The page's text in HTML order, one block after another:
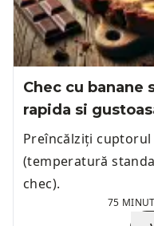
Chec cu banane
rapida si
Preîncălziți cuptorul
(temperatură
chec).
75